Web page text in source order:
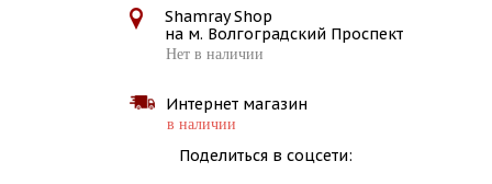
Shamray Shop
на м. Волгоградский Проспект
Нет в наличии
Интернет магазин
в наличии
Поделиться в соцсети: